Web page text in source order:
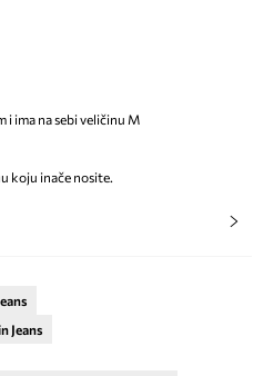
i ima na sebi veličinu M
koju inače nosite.
Jeans